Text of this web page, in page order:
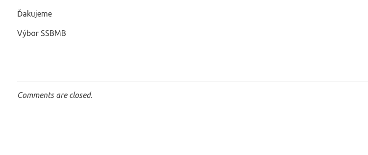
Ďakujeme
Výbor SSBMB
Comments are closed.